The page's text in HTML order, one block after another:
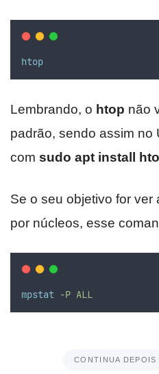
htop
Lembrando, o htop não
padrão, sendo assim no
com sudo apt install
Se o seu objetivo for
por núcleos, esse
mpstat -P ALL
CONTINUA DEPOIS